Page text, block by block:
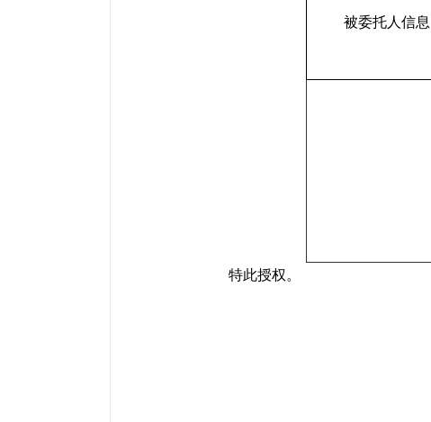
被委托人信息
特此授权。